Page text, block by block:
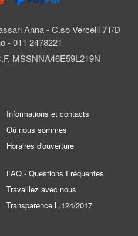
Anna - C.so Vercelli 71/D
- 011 2478221
MSSNNA46E59L219N
Informations et contacts
Où nous sommes
Horaires d'ouverture
FAQ - Questions Fréquentes
Travaillez avec nous
Transparence L.124/2017